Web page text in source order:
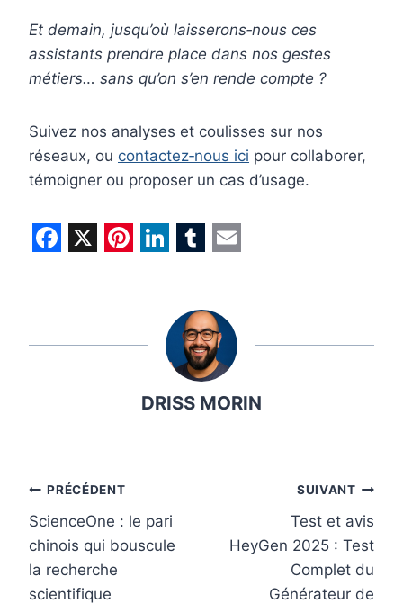
Et demain, jusqu’où laisserons‑nous ces
assistants prendre place dans nos gestes
métiers… sans qu’on s’en rende compte ?
Suivez nos analyses et coulisses sur nos
réseaux, ou contactez‑nous ici pour collaborer,
témoigner ou proposer un cas d’usage.
e
k
t
s
t
k
d
n
m
b
l
r
a
i
l
DRISS MORIN
Navigation
de
l’article
PRÉCÉDENT
ScienceOne : le pari
chinois qui bouscule
la recherche
scientifique
SUIVANT
Test et avis
HeyGen 2025 : Test
Complet du
Générateur de